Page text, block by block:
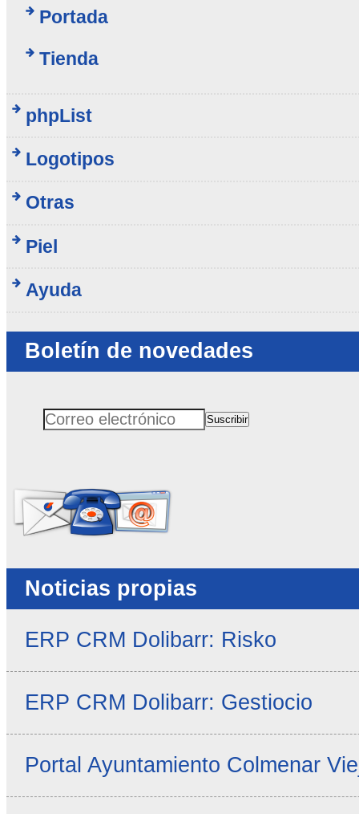
Portada
Tienda
phpList
Logotipos
Otras
Piel
Ayuda
Boletín de novedades
Correo electrónicoSuscribir
Noticias propias
ERP CRM Dolibarr: Risko
ERP CRM Dolibarr: Gestiocio
Portal Ayuntamiento Colmenar